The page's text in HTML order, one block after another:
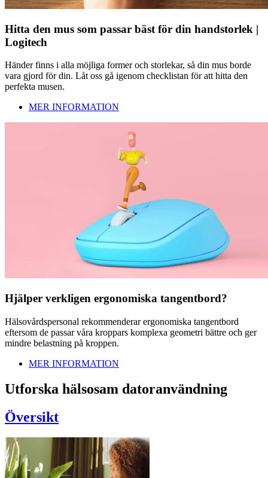
Hitta den mus som passar bäst för din handstorlek |
Logitech
Händer finns i alla möjliga former och storlekar, så din mus borde
vara gjord för din. Låt oss gå igenom checklistan för att hitta den
perfekta musen.
MER INFORMATION
Hjälper verkligen ergonomiska tangentbord?
Hälsovårdspersonal rekommenderar ergonomiska tangentbord
eftersom de passar våra kroppars komplexa geometri bättre och ger
mindre belastning på kroppen.
MER INFORMATION
Utforska hälsosam datoranvändning
Översikt